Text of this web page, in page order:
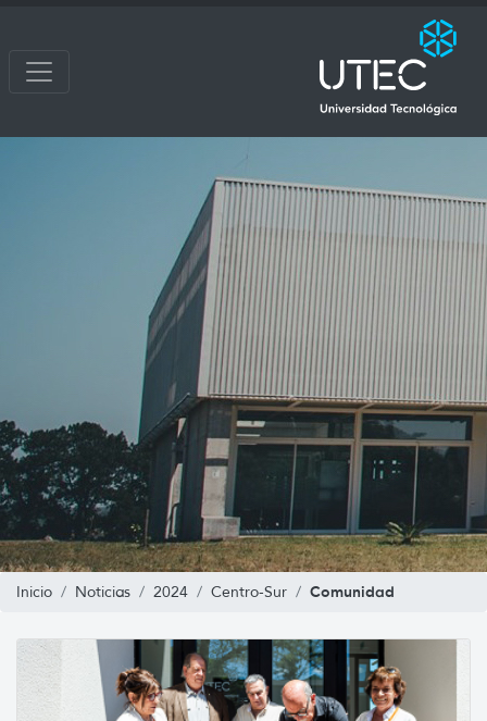
Inicio Noticias 2024 Centro-Sur Comunidad